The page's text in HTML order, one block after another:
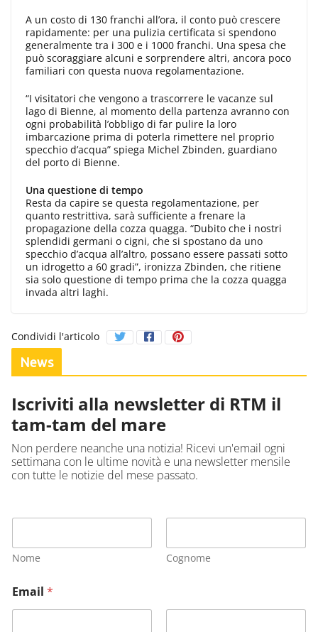
A un costo di 130 franchi all’ora, il conto può crescere
rapidamente: per una pulizia certificata si spendono
generalmente tra i 300 e i 1000 franchi. Una spesa che
può scoraggiare alcuni e sorprendere altri, ancora poco
familiari con questa nuova regolamentazione.
“I visitatori che vengono a trascorrere le vacanze sul
lago di Bienne, al momento della partenza avranno con
ogni probabilità l’obbligo di far pulire la loro
imbarcazione prima di poterla rimettere nel proprio
specchio d’acqua” spiega Michel Zbinden, guardiano
del porto di Bienne.
Una questione di tempo
Resta da capire se questa regolamentazione, per
quanto restrittiva, sarà sufficiente a frenare la
propagazione della cozza quagga. “Dubito che i nostri
splendidi germani o cigni, che si spostano da uno
specchio d’acqua all’altro, possano essere passati sotto
un idrogetto a 60 gradi”, ironizza Zbinden, che ritiene
sia solo questione di tempo prima che la cozza quagga
invada altri laghi.
Condividi l'articolo
News
Iscriviti alla newsletter di RTM il
tam-tam del mare
Non perdere neanche una notizia! Ricevi un'email ogni
settimana con le ultime novità e una newsletter mensile
con tutte le notizie del mese passato.
Nome Cognome
Email *